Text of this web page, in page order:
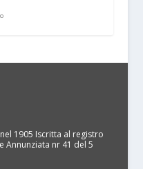
1905 Iscritta al registro
Annunziata nr 41 del 5